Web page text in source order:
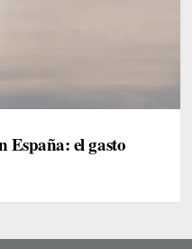
España: el gasto